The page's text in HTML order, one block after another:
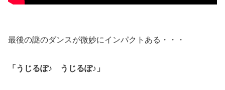
最後の謎のダンスが微妙にインパクトある・・・
「うじるぽ♪ うじるぽ♪」